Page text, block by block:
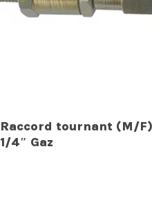
Raccord tournant (M/F)
1/4″ Gaz